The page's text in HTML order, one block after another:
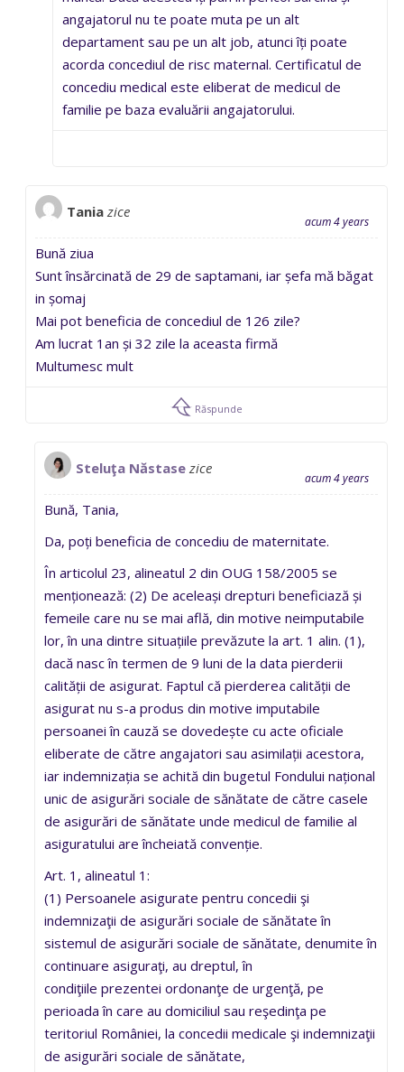
angajatorul nu te poate muta pe un alt
departament sau pe un alt job, atunci îți poate
acorda concediul de risc maternal. Certificatul de
concediu medical este eliberat de medicul de
familie pe baza evaluării angajatorului.
Tania zice
acum 4 years
Bună ziua
Sunt însărcinată de 29 de saptamani, iar șefa mă băgat
in șomaj
Mai pot beneficia de concediul de 126 zile?
Am lucrat 1an și 32 zile la aceasta firmă
Multumesc mult
Răspunde
Steluţa Năstase zice
acum 4 years
Bună, Tania,
Da, poți beneficia de concediu de maternitate.
În articolul 23, alineatul 2 din OUG 158/2005 se
menționează: (2) De aceleași drepturi beneficiază și
femeile care nu se mai află, din motive neimputabile
lor, în una dintre situațiile prevăzute la art. 1 alin. (1),
dacă nasc în termen de 9 luni de la data pierderii
calității de asigurat. Faptul că pierderea calității de
asigurat nu s-a produs din motive imputabile
persoanei în cauză se dovedește cu acte oficiale
eliberate de către angajatori sau asimilații acestora,
iar indemnizația se achită din bugetul Fondului național
unic de asigurări sociale de sănătate de către casele
de asigurări de sănătate unde medicul de familie al
asiguratului are încheiată convenție.
Art. 1, alineatul 1:
(1) Persoanele asigurate pentru concedii şi
indemnizaţii de asigurări sociale de sănătate în
sistemul de asigurări sociale de sănătate, denumite în
continuare asiguraţi, au dreptul, în
condiţiile prezentei ordonanţe de urgenţă, pe
perioada în care au domiciliul sau reşedinţa pe
teritoriul României, la concedii medicale şi indemnizaţii
de asigurări sociale de sănătate,